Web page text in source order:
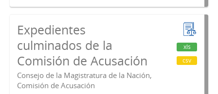
Expedientes
culminados de la
Comisión de Acusación
Consejo de la Magistratura de la Nación,
Comisión de Acusación
xls
csv